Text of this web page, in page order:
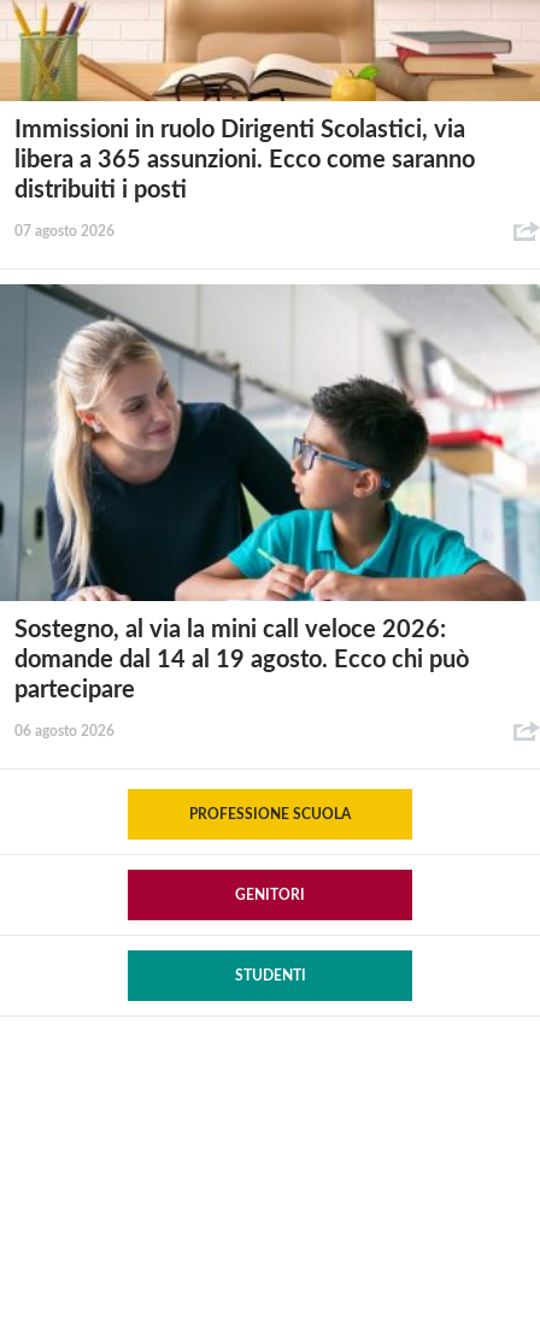
Immissioni in ruolo Dirigenti Scolastici, via
libera a 365 assunzioni. Ecco come saranno
distribuiti i posti
07 agosto 2026
Sostegno, al via la mini call veloce 2026:
domande dal 14 al 19 agosto. Ecco chi può
partecipare
06 agosto 2026
PROFESSIONE SCUOLA
GENITORI
STUDENTI